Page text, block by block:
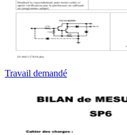
Travail demandé